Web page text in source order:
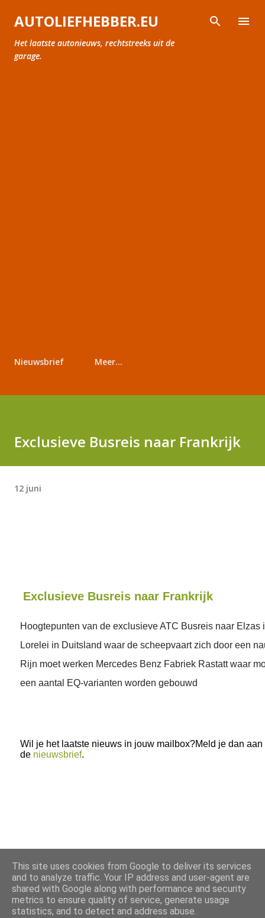
Doorgaan naar hoofdcontent
AUTOLIEFHEBBER.EU
Het laatste autonieuws, rechtstreeks uit de
garage.
Nieuwsbrief Meer…
Exclusieve Busreis naar Frankrijk
12 juni
Exclusieve Busreis naar Frankrijk
Hoogtepunten van de exclusieve ATC Busreis naar Elzas
Lorelei in Duitsland waar de scheepvaart zich door een
Rijn moet werken Mercedes Benz Fabriek Rastatt waar
een aantal EQ-varianten worden gebouwd
Wil je het laatste nieuws in jouw mailbox?Meld je dan aan
de nieuwsbrief.
This site uses cookies from Google to deliver its services
and to analyze traffic. Your IP address and user-agent are
shared with Google along with performance and security
metrics to ensure quality of service, generate usage
statistics, and to detect and address abuse.